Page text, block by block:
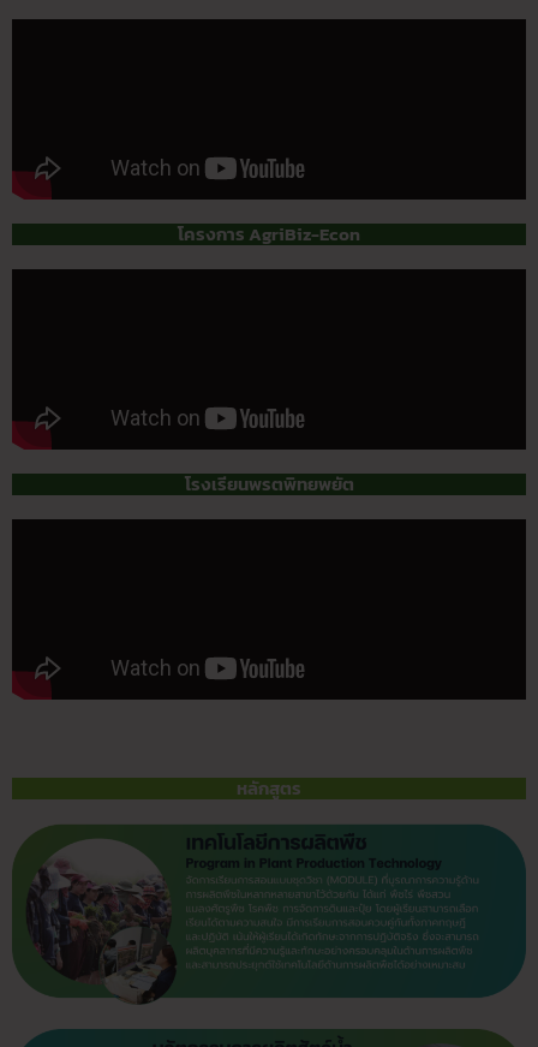
โครงการ AgriBiz-Econ
โรงเรียนพรตพิทยพยัต
หลักสูตร